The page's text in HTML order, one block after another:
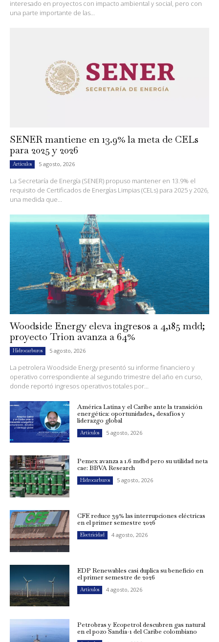
interesado en proyectos con impacto ambiental y social, pero con
una parte importante de las...
SENER mantiene en 13.9% la meta de CELs
para 2025 y 2026
Artículos 5 agosto, 2026
La Secretaría de Energía (SENER) propuso mantener en 13.9% el
requisito de Certificados de Energías Limpias (CELs) para 2025 y 2026,
una medida que...
Woodside Energy eleva ingresos a 4,185 mdd;
proyecto Trion avanza a 64%
Hidrocarburos 5 agosto, 2026
La petrolera Woodside Energy presentó su informe financiero y
operativo correspondiente al segundo trimestre del año en curso,
donde reportó ingresos operativos totales por...
América Latina y el Caribe ante la transición
energética: oportunidades, desafíos y
liderazgo global
Artículos 5 agosto, 2026
Pemex avanza a 1.6 mdbd pero su utilidad neta
cae: BBVA Research
Hidrocarburos 5 agosto, 2026
CFE reduce 39% las interrupciones eléctricas
en el primer semestre 2026
Electricidad 4 agosto, 2026
EDP Renewables casi duplica su beneficio en
el primer semestre de 2026
Artículos 4 agosto, 2026
Petrobras y Ecopetrol descubren gas natural
en el pozo Sandía-1 del Caribe colombiano